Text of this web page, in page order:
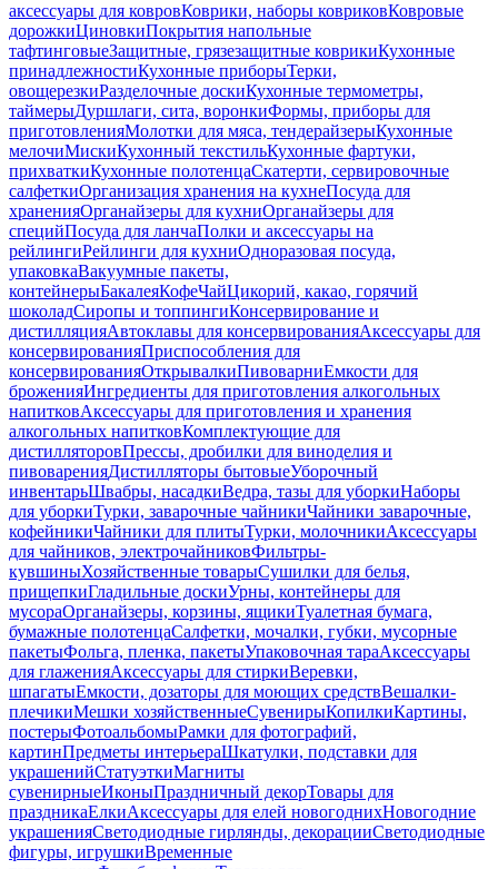
аксессуары для ковровКоврики, наборы ковриковКовровые
дорожкиЦиновкиПокрытия напольные
тафтинговыеЗащитные, грязезащитные коврикиКухонные
принадлежностиКухонные приборыТерки,
овощерезкиРазделочные доскиКухонные термометры,
таймерыДуршлаги, сита, воронкиФормы, приборы для
приготовленияМолотки для мяса, тендерайзерыКухонные
мелочиМискиКухонный текстильКухонные фартуки,
прихваткиКухонные полотенцаСкатерти, сервировочные
салфеткиОрганизация хранения на кухнеПосуда для
храненияОрганайзеры для кухниОрганайзеры для
специйПосуда для ланчаПолки и аксессуары на
рейлингиРейлинги для кухниОдноразовая посуда,
упаковкаВакуумные пакеты,
контейнерыБакалеяКофеЧайЦикорий, какао, горячий
шоколадСиропы и топпингиКонсервирование и
дистилляцияАвтоклавы для консервированияАксессуары для
консервированияПриспособления для
консервированияОткрывалкиПивоварниЕмкости для
броженияИнгредиенты для приготовления алкогольных
напитковАксессуары для приготовления и хранения
алкогольных напитковКомплектующие для
дистилляторовПрессы, дробилки для виноделия и
пивоваренияДистилляторы бытовыеУборочный
инвентарьШвабры, насадкиВедра, тазы для уборкиНаборы
для уборкиТурки, заварочные чайникиЧайники заварочные,
кофейникиЧайники для плитыТурки, молочникиАксессуары
для чайников, электрочайниковФильтры-
кувшиныХозяйственные товарыСушилки для белья,
прищепкиГладильные доскиУрны, контейнеры для
мусораОрганайзеры, корзины, ящикиТуалетная бумага,
бумажные полотенцаСалфетки, мочалки, губки, мусорные
пакетыФольга, пленка, пакетыУпаковочная тараАксессуары
для глаженияАксессуары для стиркиВеревки,
шпагатыЕмкости, дозаторы для моющих средствВешалки-
плечикиМешки хозяйственныеСувенирыКопилкиКартины,
постерыФотоальбомыРамки для фотографий,
картинПредметы интерьераШкатулки, подставки для
украшенийСтатуэткиМагниты
сувенирныеИконыПраздничный декорТовары для
праздникаЕлкиАксессуары для елей новогоднихНовогодние
украшенияСветодиодные гирлянды, декорацииСветодиодные
фигуры, игрушкиВременные